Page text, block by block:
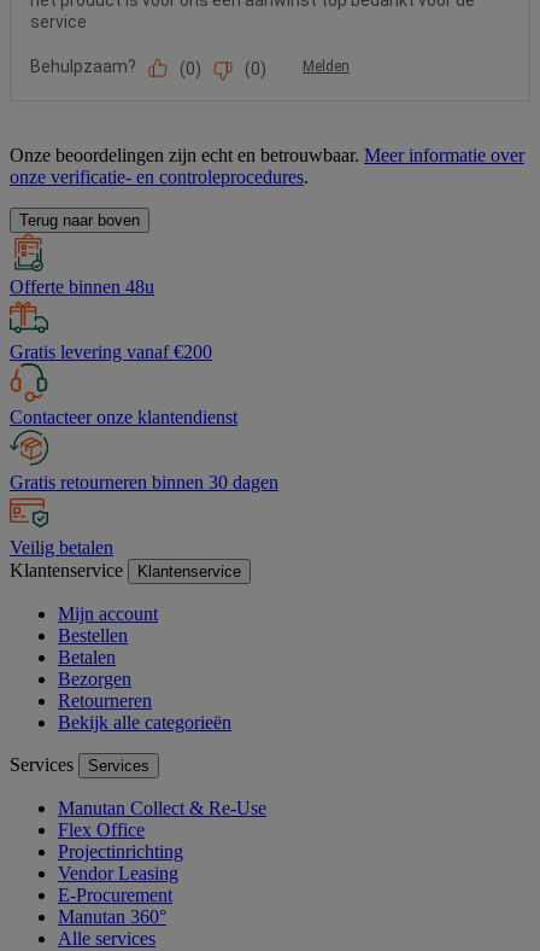
Onze beoordelingen zijn echt en betrouwbaar. Meer informatie over
onze verificatie- en controleprocedures.
Terug naar boven
Offerte binnen 48u
Gratis levering vanaf €200
Contacteer onze klantendienst
Gratis retourneren binnen 30 dagen
Veilig betalen
Klantenservice
Klantenservice
Mijn account
Bestellen
Betalen
Bezorgen
Retourneren
Bekijk alle categorieën
Services Services
Manutan Collect & Re-Use
Flex Office
Projectinrichting
Vendor Leasing
E-Procurement
Manutan 360°
Alle services